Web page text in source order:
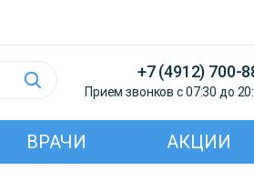
+7 (4912) 700-
Прием звонков с 07:30 до
ВРАЧИ АКЦИИ